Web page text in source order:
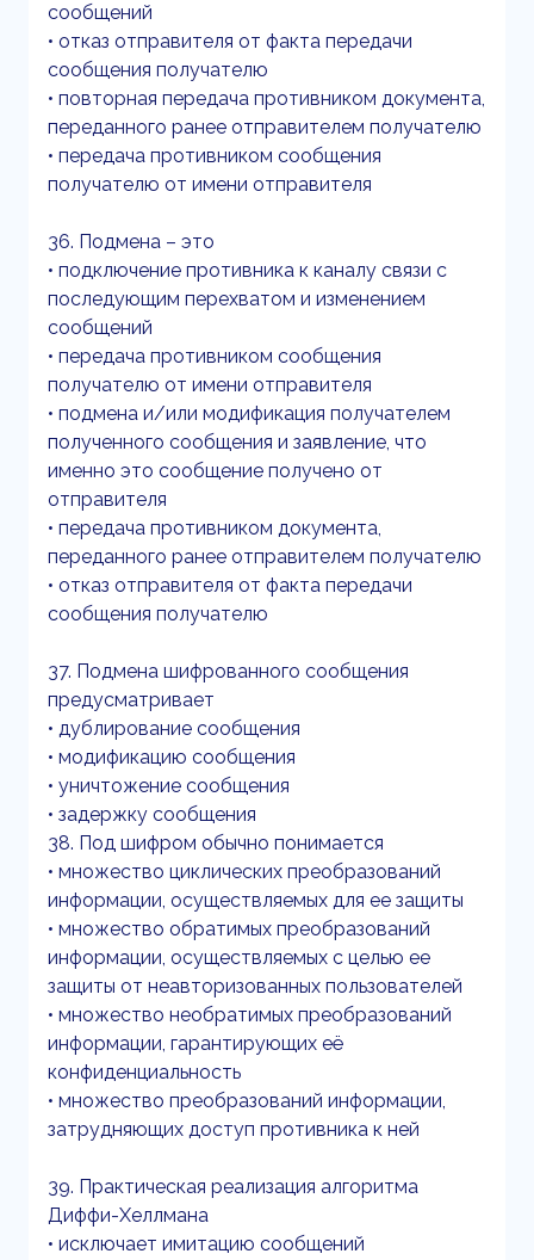
сообщений
• отказ отправителя от факта передачи
сообщения получателю
• повторная передача противником документа,
переданного ранее отправителем получателю
• передача противником сообщения
получателю от имени отправителя
36. Подмена – это
• подключение противника к каналу связи с
последующим перехватом и изменением
сообщений
• передача противником сообщения
получателю от имени отправителя
• подмена и/или модификация получателем
полученного сообщения и заявление, что
именно это сообщение получено от
отправителя
• передача противником документа,
переданного ранее отправителем получателю
• отказ отправителя от факта передачи
сообщения получателю
37. Подмена шифрованного сообщения
предусматривает
• дублирование сообщения
• модификацию сообщения
• уничтожение сообщения
• задержку сообщения
38. Под шифром обычно понимается
• множество циклических преобразований
информации, осуществляемых для ее защиты
• множество обратимых преобразований
информации, осуществляемых с целью ее
защиты от неавторизованных пользователей
• множество необратимых преобразований
информации, гарантирующих её
конфиденциальность
• множество преобразований информации,
затрудняющих доступ противника к ней
39. Практическая реализация алгоритма
Диффи-Хеллмана
• исключает имитацию сообщений